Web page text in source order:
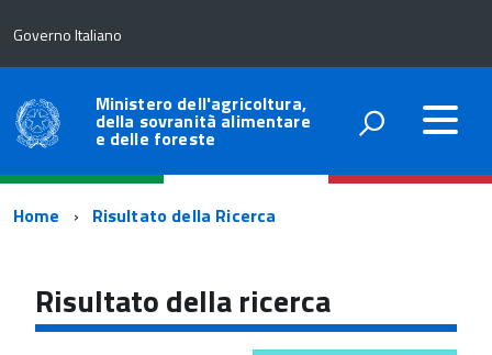
Governo Italiano
Ministero dell'agricoltura,
della sovranità alimentare
e delle foreste
Percorso
navigazione
Home Risultato della Ricerca
Risultato della ricerca